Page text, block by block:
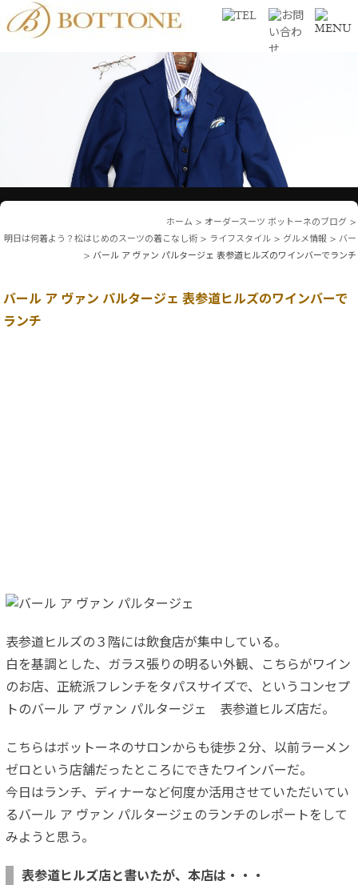
ホーム > オーダースーツ ボットーネのブログ >
明日は何着よう？松はじめのスーツの着こなし術 > ライフスタイル > グルメ情報 > バー
> バール ア ヴァン パルタージェ 表参道ヒルズのワインバーでランチ
バール ア ヴァン パルタージェ 表参道ヒルズのワインバーで
ランチ
表参道ヒルズの３階には飲食店が集中している。
白を基調とした、ガラス張りの明るい外観、こちらがワイン
のお店、正統派フレンチをタパスサイズで、というコンセプ
トのバール ア ヴァン パルタージェ 表参道ヒルズ店だ。
こちらはボットーネのサロンからも徒歩２分、以前ラーメン
ゼロという店舗だったところにできたワインバーだ。
今日はランチ、ディナーなど何度か活用させていただいてい
るバール ア ヴァン パルタージェのランチのレポートをして
みようと思う。
表参道ヒルズ店と書いたが、本店は・・・